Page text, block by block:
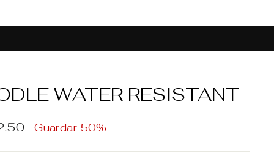
WATER RESISTANT
Guardar 50%